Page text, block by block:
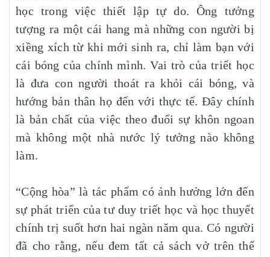
học trong việc thiết lập tự do. Ông tưởng
tượng ra một cái hang mà những con người bị
xiềng xích từ khi mới sinh ra, chỉ làm bạn với
cái bóng của chính mình. Vai trò của triết học
là đưa con người thoát ra khỏi cái bóng, và
hướng bản thân họ đến với thực tế. Đây chính
là bản chất của việc theo đuổi sự khôn ngoan
mà không một nhà nước lý tưởng nào không
làm.
“Cộng hòa” là tác phẩm có ảnh hưởng lớn đến
sự phát triển của tư duy triết học và học thuyết
chính trị suốt hơn hai ngàn năm qua. Có người
đã cho rằng, nếu đem tất cả sách vở trên thế